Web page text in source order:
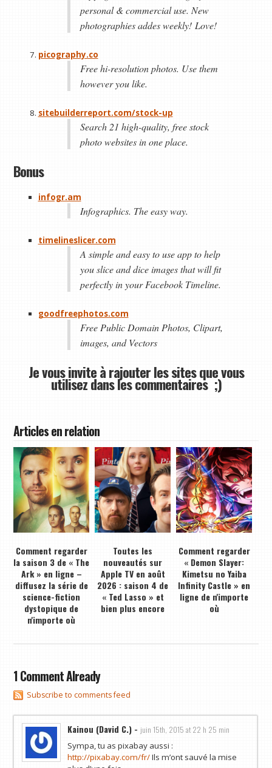
personal & commercial use. New
photographies addes weekly! Love!
picography.co
Free hi-resolution photos. Use them
however you like.
sitebuilderreport.com/stock-up
Search 21 high-quality, free stock
photo websites in one place.
Bonus
infogr.am
Infographics. The easy way.
timelineslicer.com
A simple and easy to use app to help
you slice and dice images that will fit
perfectly in your Facebook Timeline.
goodfreephotos.com
Free Public Domain Photos, Clipart,
images, and Vectors
Je vous invite à rajouter les sites que vous
utilisez dans les commentaires ;)
Articles en relation
Comment regarder
la saison 3 de « The
Ark » en ligne –
diffusez la série de
science-fiction
dystopique de
n'importe où
Toutes les
nouveautés sur
Apple TV en août
2026 : saison 4 de
« Ted Lasso » et
bien plus encore
Comment regarder
« Demon Slayer:
Kimetsu no Yaiba
Infinity Castle » en
ligne de n'importe
où
1 Comment Already
Subscribe to comments feed
Kainou (David C.) - juin 15th, 2015 at 22 h 25 min
Sympa, tu as pixabay aussi :
http://pixabay.com/fr/Ils m’ont sauvé la mise